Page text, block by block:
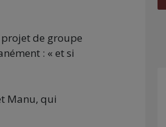
de groupe
: « et si
Manu, qui